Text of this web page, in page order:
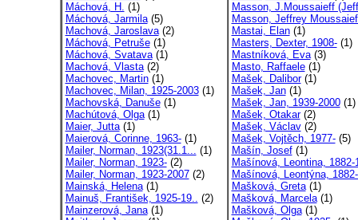
Máchová, H. (1)
Máchová, Jarmila(5)
Machová, Jaroslava(2)
Máchová, Petruše(1)
Máchová, Svatava(1)
Machová, Vlasta(2)
Machovec, Martin(1)
Machovec, Milan, 1925-2003(1)
Machovská, Danuše(1)
Machútová, Olga(1)
Maier, Jutta(1)
Maierová, Corinne, 1963-(1)
Mailer, Norman, 1923(31.1... (1)
Mailer, Norman, 1923-(2)
Mailer, Norman, 1923-2007(2)
Mainská, Helena(1)
Mainuš, František, 1925-19.. (2)
Mainzerová, Jana(1)
Masson, J.Moussaieff
Masson, Jeffrey
Mastai, Elan(1)
Masters, Dexter, 1908-(1)
Mastníková, Eva(3)
Masto, Raffaele(1)
Mašek, Dalibor(1)
Mašek, Jan(1)
Mašek, Jan, 1939-2000(1)
Mašek, Otakar(2)
Mašek, Václav(2)
Mašek, Vojtěch, 1977-(5)
Mašín, Josef(1)
Mašínová, Leontina, 1882-
Mašínová, Leontýna,
Mašková, Greta(1)
Mašková, Marcela(1)
Mašková, Olga(1)